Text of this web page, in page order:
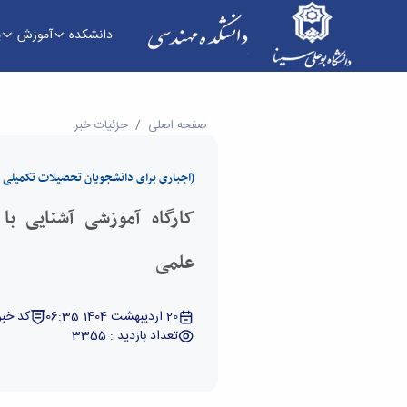
دانشکده آموزش
کارگاه آموزشی آشنایی با پایگاه اطلاعاتی منابع
صفحه اصلی جزئیات خبر
(اجباری برای دانشجویان تحصیلات تکمیلی
کارگاه آموزشی آشنایی
علمی
20 اردیبهشت 1404 06:35
کد خبر :
تعداد بازدید : 3355